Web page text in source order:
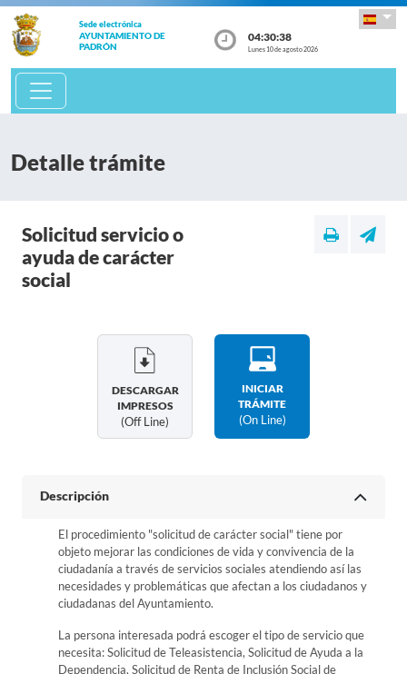
Sede electrónica
AYUNTAMIENTO DE
PADRÓN
04:30:38
Lunes 10 de agosto 2026
Detalle trámite
Solicitud servicio o
ayuda de carácter
social
DESCARGAR
IMPRESOS
(off Line)
INICIAR
TRÁMITE
(on Line)
Descripción
El procedimiento "solicitud de carácter social" tiene por
objeto mejorar las condiciones de vida y convivencia de la
ciudadanía a través de servicios sociales atendiendo así las
necesidades y problemáticas que afectan a los ciudadanos y
ciudadanas del Ayuntamiento.
La persona interesada podrá escoger el tipo de servicio que
necesita: Solicitud de Teleasistencia, Solicitud de Ayuda a la
Dependencia, Solicitud de Renta de Inclusión Social de